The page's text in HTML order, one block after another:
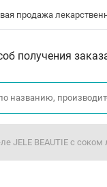
продажа
получения
JELE BEAUTIE c